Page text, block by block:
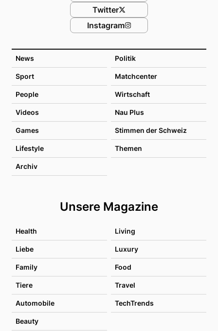
News Politik
Sport Matchcenter
People Wirtschaft
Videos Nau Plus
Games Stimmen der Schweiz
Lifestyle Themen
Archiv
Unsere Magazine
Health Living
Liebe Luxury
Family Food
Tiere Travel
Automobile TechTrends
Beauty
Twitter
Instagram